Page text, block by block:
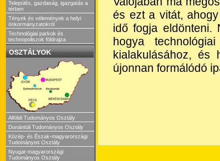
Település, gazdaság, igazgatás a
térben
Tények és vélemények a helyi
önkormányzatokról
Technológiai parkok és
technopoliszok földrajza
OSZTÁLYOK
Alföldi Tudományos Osztály
Dunántúli Tudományos Osztály
Közép- és Észak-magyarországi
Tudományos Osztály
Nyugat-magyarországi
Tudományos Osztály
és ezt a vitát,
idő fogja eldönteni.
hogya
kialakulásához, és
újonnan formálódó